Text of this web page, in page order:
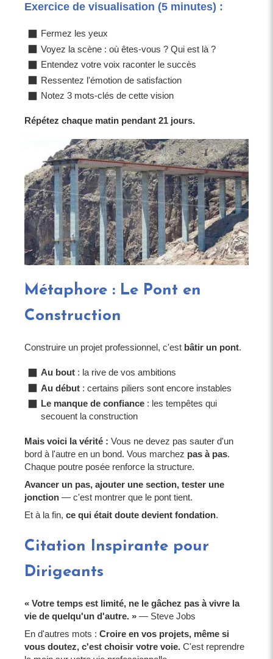
Exercice de visualisation (5 minutes) :
Fermez les yeux
Voyez la scène : où êtes-vous ? Qui est là ?
Entendez votre voix raconter le succès
Ressentez l'émotion de satisfaction
Notez 3 mots-clés de cette vision
Répétez chaque matin pendant 21 jours.
Métaphore : Le Pont en
Construction
Construire un projet professionnel, c'est bâtir un pont.
Au bout : la rive de vos ambitions
Au début : certains piliers sont encore instables
Le manque de confiance : les tempêtes qui
secouent la construction
Mais voici la vérité : Vous ne devez pas sauter d'un
bord à l'autre en un bond. Vous marchez pas à pas.
Chaque poutre posée renforce la structure.
Avancer un pas, ajouter une section, tester une
jonction — c'est montrer que le pont tient.
Et à la fin, ce qui était doute devient fondation.
Citation Inspirante pour
Dirigeants
« Votre temps est limité, ne le gâchez pas à vivre la
vie de quelqu'un d'autre. » — Steve Jobs
En d'autres mots : Croire en vos projets, même si
vous doutez, c'est choisir votre voie. C'est reprendre